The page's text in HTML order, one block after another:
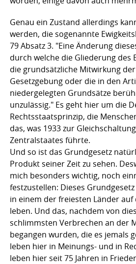
Genau ein Zustand allerdings
werden, die sogenannte
79 Absatz 3. "Eine Änderung
durch welche die Gliederung des
die grundsätzliche Mitwirkung
Gesetzgebung oder die in den
niedergelegten Grundsätze
unzulässig." Es geht hier um die
Rechtsstaatsprinzip, die
das, was 1933 zur
Zentralstaates führte.
Und so ist das Grundgesetz
Produkt seiner Zeit zu sehen.
mich besonders wichtig, noch
festzustellen: Dieses
in einem der freiesten Länder auf
leben. Und das, nachdem von
schlimmsten Verbrechen an der
begangen wurden, die es jemals
leben hier in Meinungs- und in
leben hier seit 75 Jahren in